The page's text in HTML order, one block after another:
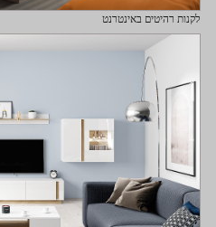
לקנות רהיטים באינטרנט